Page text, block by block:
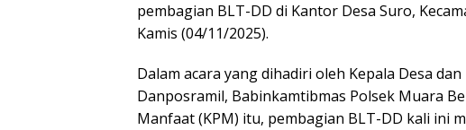
pembagian BLT-DD di Kantor Desa Suro,
Kamis (04/11/2025).
Dalam acara yang dihadiri oleh Kepala Desa
Danposramil, Babinkamtibmas Polsek Muara
Manfaat (KPM) itu, pembagian BLT-DD kali ini